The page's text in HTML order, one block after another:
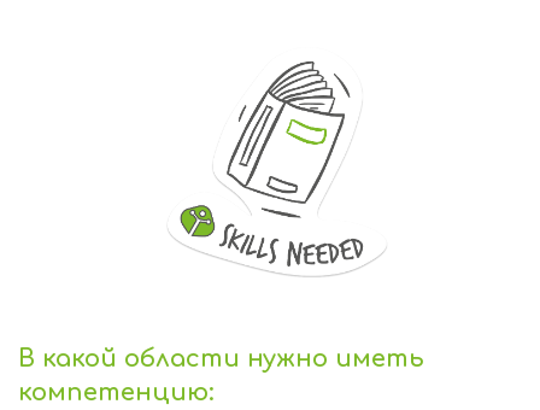
В какой области нужно иметь
компетенцию: